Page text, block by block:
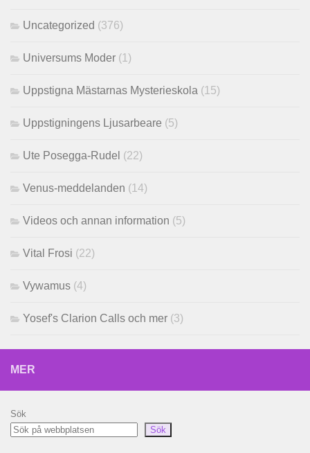
Uncategorized (376)
Universums Moder (1)
Uppstigna Mästarnas Mysterieskola (15)
Uppstigningens Ljusarbeare (5)
Ute Posegga-Rudel (22)
Venus-meddelanden (14)
Videos och annan information (5)
Vital Frosi (22)
Vywamus (4)
Yosef's Clarion Calls och mer (3)
MER
Sök
Sök